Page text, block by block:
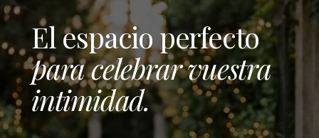
El espacio perfecto
para celebrar vuestra
intimidad.